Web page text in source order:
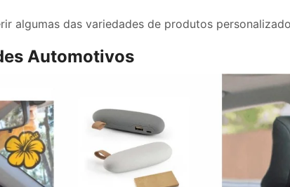
algumas das variedades de produtos
Automotivos